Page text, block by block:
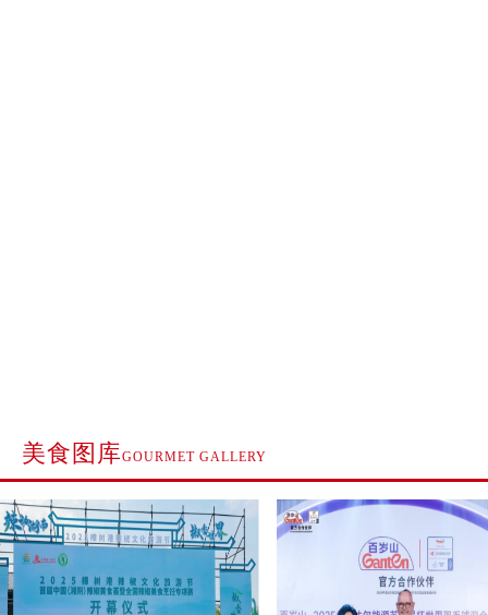
美食图库GOURMET GALLERY